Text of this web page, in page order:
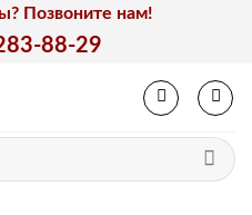
Позвоните нам!
88-29